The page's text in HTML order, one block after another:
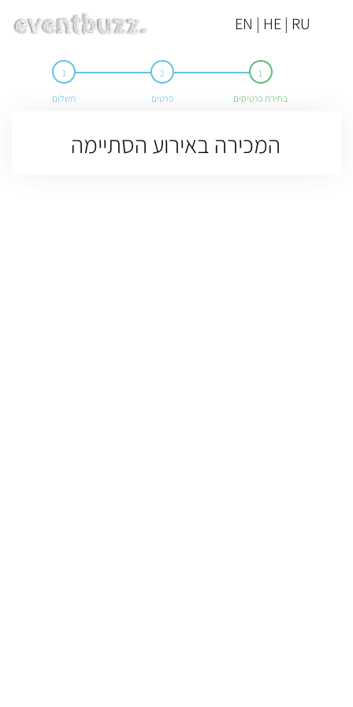
EN | HE | RU
בחירת כרטיסים פרטים תשלום
המכירה באירוע הסתיימה